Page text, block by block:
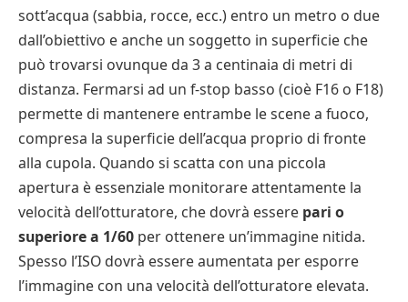
sott’acqua (sabbia, rocce, ecc.) entro un metro o due
dall’obiettivo e anche un soggetto in superficie che
può trovarsi ovunque da 3 a centinaia di metri di
distanza. Fermarsi ad un f-stop basso (cioè F16 o F18)
permette di mantenere entrambe le scene a fuoco,
compresa la superficie dell’acqua proprio di fronte
alla cupola. Quando si scatta con una piccola
apertura è essenziale monitorare attentamente la
velocità dell’otturatore, che dovrà essere pari o
superiore a 1/60 per ottenere un’immagine nitida.
Spesso l’ISO dovrà essere aumentata per esporre
l’immagine con una velocità dell’otturatore elevata.